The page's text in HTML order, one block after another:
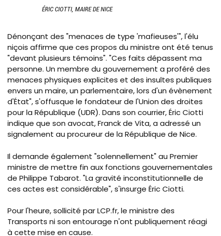
ÉRIC CIOTTI, MAIRE DE NICE
Dénonçant des "menaces de type 'mafieuses'", l'élu
niçois affirme que ces propos du ministre ont été tenus
"devant plusieurs témoins". "Ces faits dépassent ma
personne. Un membre du gouvernement a proféré des
menaces physiques explicites et des insultes publiques
envers un maire, un parlementaire, lors d'un évènement
d'État", s'offusque le fondateur de l'Union des droites
pour la République (UDR). Dans son courrier, Éric Ciotti
indique que son avocat, Franck de Vita, a adressé un
signalement au procureur de la République de Nice.
Il demande également "solennellement" au Premier
ministre de mettre fin aux fonctions gouvernementales
de Philippe Tabarot. "La gravité inconstitutionnelle de
ces actes est considérable", s'insurge Éric Ciotti.
Pour l'heure, sollicité par LCP.fr, le ministre des
Transports ni son entourage n'ont publiquement réagi
à cette mise en cause.